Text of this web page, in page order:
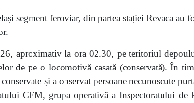
segment feroviar, din partea stației Revaca au
aproximativ la ora 02.30, pe teritoriul
de pe o locomotivă casată (conservată). În
și a observat persoane necunoscute
CFM, grupa operativă a Inspectoratului